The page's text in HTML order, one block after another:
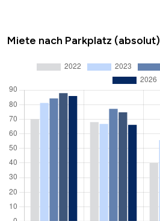
Miete nach Parkplatz (absolut)